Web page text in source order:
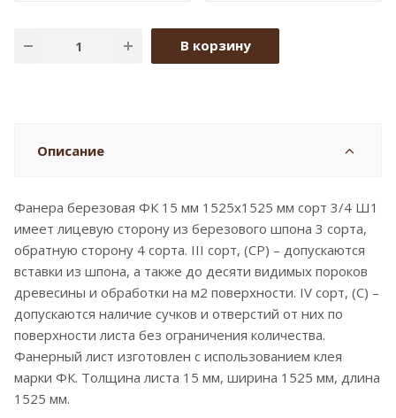
В корзину
Описание
Фанера березовая ФК 15 мм 1525x1525 мм сорт 3/4 Ш1
имеет лицевую сторону из березового шпона 3 сорта,
обратную сторону 4 сорта. III сорт, (CP) – допускаются
вставки из шпона, а также до десяти видимых пороков
древесины и обработки на м2 поверхности. IV сорт, (C) –
допускаются наличие сучков и отверстий от них по
поверхности листа без ограничения количества.
Фанерный лист изготовлен с использованием клея
марки ФК. Толщина листа 15 мм, ширина 1525 мм, длина
1525 мм.